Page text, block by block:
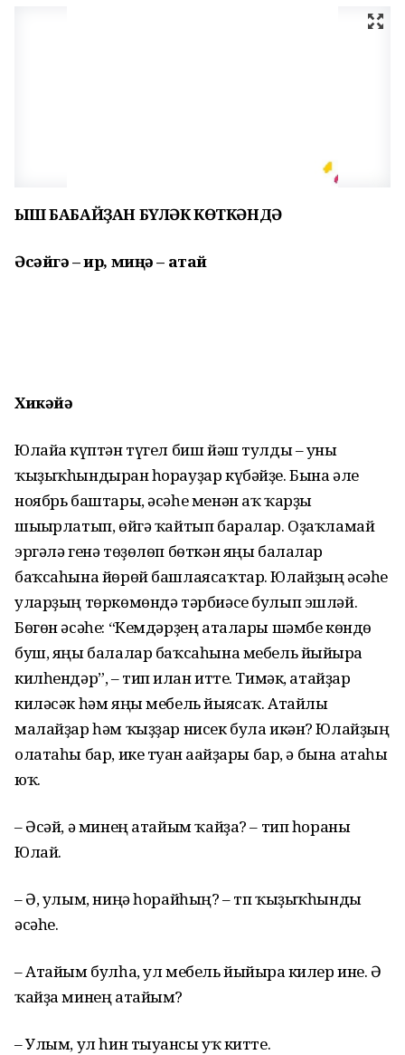
ҠЫШ БАБАЙҘАН БҮЛӘК КӨТКӘНДӘ
Әсәйгә – ир, миңә – атай
Хикәйә
Юлайға күптән түгел биш йәш тулды – уны
ҡыҙыҡһындырған һорауҙар күбәйҙе. Бына әле
ноябрь баштары, әсәһе менән аҡ ҡарҙы
шығырлатып, өйгә ҡайтып баралар. Оҙаҡламай
эргәлә генә төҙөлөп бөткән яңы балалар
баҡсаһына йөрөй башлаясаҡтар. Юлайҙың әсәһе
уларҙың төркөмөндә тәрбиәсе булып эшләй.
Бөгөн әсәһе: “Кемдәрҙең аталары шәмбе көндө
буш, яңы балалар баҡсаһына мебель йыйырға
килһендәр”, – тип иғлан итте. Тимәк, атайҙар
киләсәк һәм яңы мебель йыясаҡ. Атайлы
малайҙар һәм ҡыҙҙар нисек була икән? Юлайҙың
олатаһы бар, ике туған ағайҙары бар, ә бына атаһы
юҡ.
– Әсәй, ә минең атайым ҡайҙа? – тип һораны
Юлай.
– Ә, улым, ниңә һорайһың? – тп ҡыҙыҡһынды
әсәһе.
– Атайым булһа, ул мебель йыйырға килер ине. Ә
ҡайҙа минең атайым?
– Улым, ул һин тыуғансы уҡ китте.